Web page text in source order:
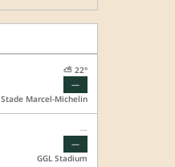
⛅ 22°
—
Stade Marcel-Michelin
—
—
GGL Stadium